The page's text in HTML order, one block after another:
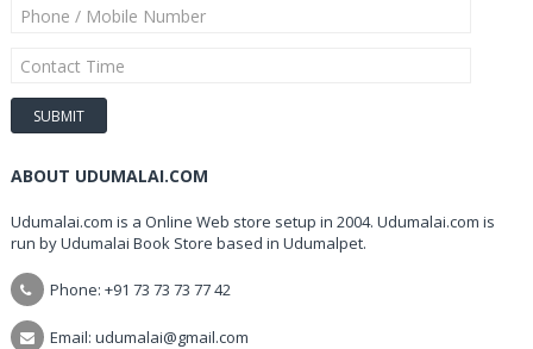
ABOUT UDUMALAI.COM
Udumalai.com is a Online Web store setup in 2004. Udumalai.com is
run by Udumalai Book Store based in Udumalpet.
Phone: +91 73 73 73 77 42
Email: udumalai@gmail.com